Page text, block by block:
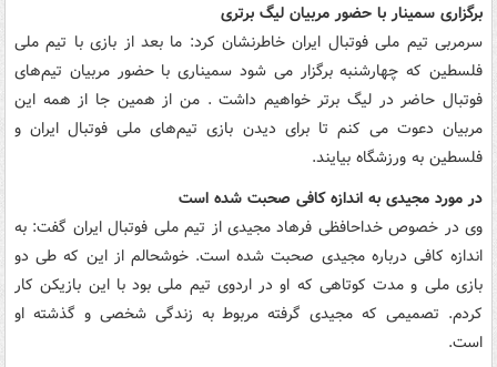
برگزاری سمینار با حضور مربیان لیگ برتری
سرمربی تیم ملی فوتبال ایران خاطرنشان کرد: ما بعد از بازی با تیم ملی
فلسطین که چهارشنبه برگزار می شود سمیناری با حضور مربیان تیم‌های
فوتبال حاضر در لیگ برتر خواهیم داشت . من از همین جا از همه این
مربیان دعوت می کنم تا برای دیدن بازی تیم‌های ملی فوتبال ایران و
فلسطین به ورزشگاه بیایند.
در مورد مجیدی به اندازه کافی صحبت شده است
وی در خصوص خداحافظی فرهاد مجیدی از تیم ملی فوتبال ایران گفت: به
اندازه کافی درباره مجیدی صحبت شده است. خوشحالم از این که طی دو
بازی ملی و مدت کوتاهی که او در اردوی تیم ملی بود با این بازیکن کار
کردم. تصمیمی که مجیدی گرفته مربوط به زندگی شخصی و گذشته او
است.